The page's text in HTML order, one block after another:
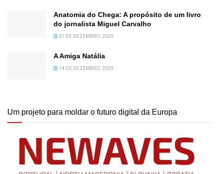
Anatomia do Chega: A propósito de um livro
do jornalista Miguel Carvalho
27 DE DEZEMBRO, 2025
A Amiga Natália
14 DE DEZEMBRO, 2025
Um projeto para moldar o futuro digital da Europa